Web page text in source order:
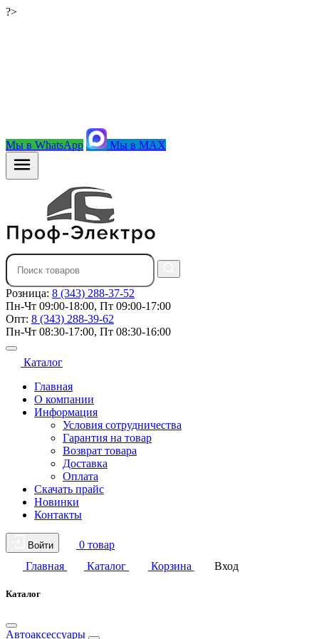
?>
Мы в WhatsApp Мы в MAX
Розница: 8 (343) 288-37-52
Пн-Чт 09:00-18:00, Пт 09:00-17:00
Опт: 8 (343) 288-39-62
Пн-Чт 08:30-17:00, Пт 08:30-16:00
Каталог
Главная
О компании
Информация
Условия сотрудничества
Гарантия на товар
Возврат товара
Доставка
Оплата
Скачать прайс
Новинки
Контакты
Войти
0 товар
Главная
Каталог Корзина Вход
Каталог
Автоаксессуары